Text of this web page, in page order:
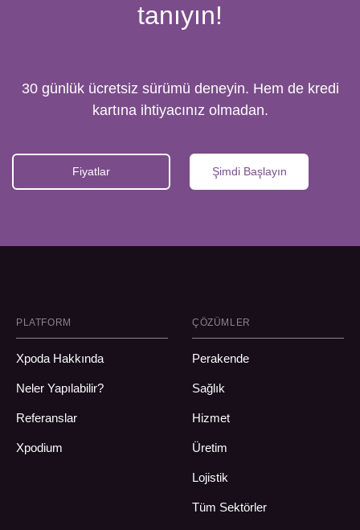
tanıyın!
30 günlük ücretsiz sürümü deneyin. Hem de kredi
kartına ihtiyacınız olmadan.
Fiyatlar Şimdi Başlayın
PLATFORM
Xpoda Hakkında
Neler Yapılabilir?
Referanslar
Xpodium
ÇÖZÜMLER
Perakende
Sağlık
Hizmet
Üretim
Lojistik
Tüm Sektörler